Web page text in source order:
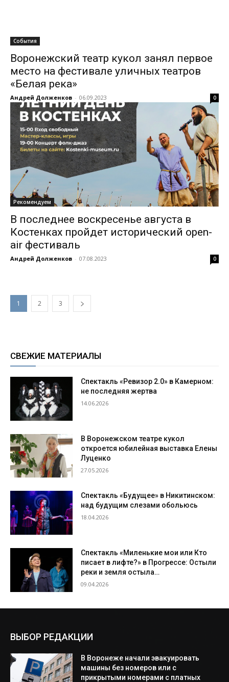
События
Воронежский театр кукол занял первое
место на фестивале уличных театров
«Белая река»
Андрей Долженков - 06.09.2023 0
Рекомендуем
В последнее воскресенье августа в
Костенках пройдет исторический open-
air фестиваль
Андрей Долженков - 07.08.2023 0
1 2 3
СВЕЖИЕ МАТЕРИАЛЫ
Спектакль «Ревизор 2.0» в Камерном:
не последняя жертва
14.06.2026
В Воронежском театре кукол
откроется юбилейная выставка Елены
Луценко
27.05.2026
Спектакль «Будущее» в Никитинском:
над будущим слезами обольюсь
18.04.2026
Спектакль «Миленькие мои или Кто
писает в лифте?» в Прогрессе: Остыли
реки и земля остыла…
09.04.2026
ВЫБОР РЕДАКЦИИ
В Воронеже начали эвакуировать
машины без номеров или с
прикрытыми номерами с платных